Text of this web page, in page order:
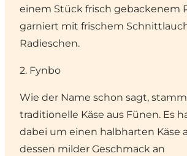
einem Stück frisch gebackenem
garniert mit frischem
Radieschen.
2. Fynbo
Wie der Name schon sagt,
traditionelle Käse aus Fünen. Es
dabei um einen halbharten Käse
dessen milder Geschmack an